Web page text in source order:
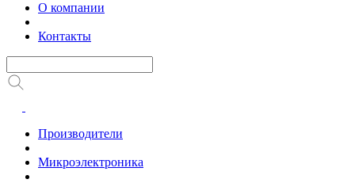
О компании
Контакты
Производители
Микроэлектроника